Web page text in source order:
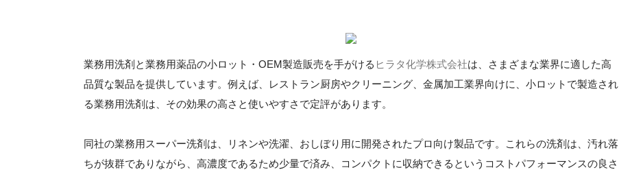
業務用洗剤と業務用薬品の小ロット・OEM製造販売を手がける ヒラタ化学株式会社は、さまざまな業界に適した高
品質な製品を提供しています。例えば、レストラン厨房やクリーニング、金属加工業界向けに、小ロットで製造され
る業務用洗剤は、その効果の高さと使いやすさで定評があります。
同社の業務用スーパー洗剤は、リネンや洗濯、おしぼり用に開発されたプロ向け製品です。これらの洗剤は、汚れ落
ちが抜群でありながら、高濃度であるため少量で済み、コンパクトに収納できるというコストパフォーマンスの良さ